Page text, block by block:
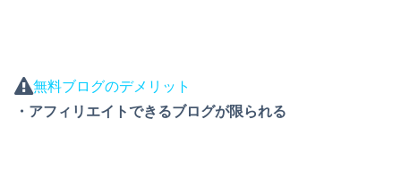
無料ブログのデメリット
・アフィリエイトできるブログが限られる